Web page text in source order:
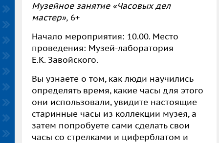
Музейное занятие «Часовых дел
мастер», 6+
Начало мероприятия: 10.00. Место
проведения: Музей-лаборатория
Е.К. Завойского.
Вы узнаете о том, как люди научились
определять время, какие часы для этого
они использовали, увидите настоящие
старинные часы из коллекции музея, а
затем попробуете сами сделать свои
часы со стрелками и циферблатом и